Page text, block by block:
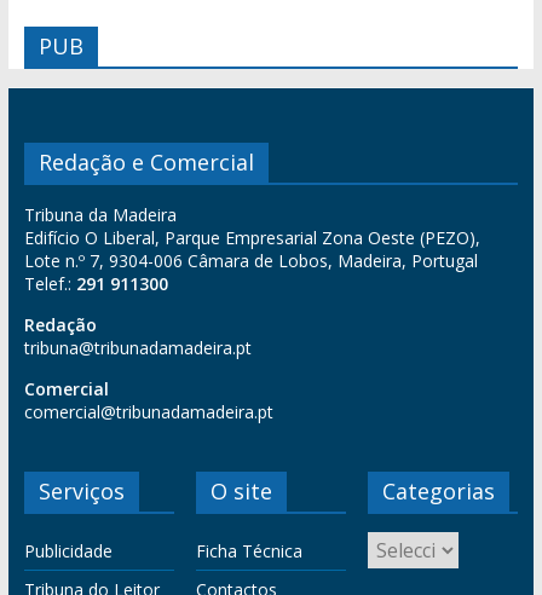
PUB
Redação e Comercial
Tribuna da Madeira
Edifício O Liberal, Parque Empresarial Zona Oeste (PEZO),
Lote n.º 7, 9304-006 Câmara de Lobos, Madeira, Portugal
Telef.: 291 911300
Redação
tribuna@tribunadamadeira.pt
Comercial
comercial@tribunadamadeira.pt
Serviços
Publicidade
Tribuna do Leitor
O site
Ficha Técnica
Contactos
Categorias